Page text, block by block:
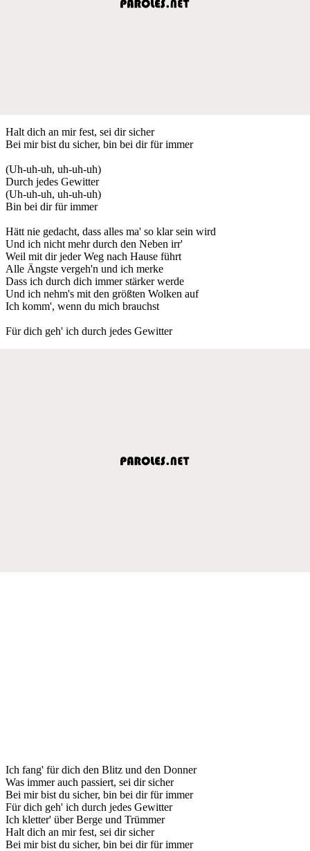
Halt dich an mir fest, sei dir sicher
Bei mir bist du sicher, bin bei dir für immer
(Uh-uh-uh, uh-uh-uh)
Durch jedes Gewitter
(Uh-uh-uh, uh-uh-uh)
Bin bei dir für immer
Hätt nie gedacht, dass alles ma' so klar sein wird
Und ich nicht mehr durch den Neben irr'
Weil mit dir jeder Weg nach Hause führt
Alle Ängste vergeh'n und ich merke
Dass ich durch dich immer stärker werde
Und ich nehm's mit den größten Wolken auf
Ich komm', wenn du mich brauchst
Für dich geh' ich durch jedes Gewitter
Ich fang' für dich den Blitz und den Donner
Was immer auch passiert, sei dir sicher
Bei mir bist du sicher, bin bei dir für immer
Für dich geh' ich durch jedes Gewitter
Ich kletter' über Berge und Trümmer
Halt dich an mir fest, sei dir sicher
Bei mir bist du sicher, bin bei dir für immer